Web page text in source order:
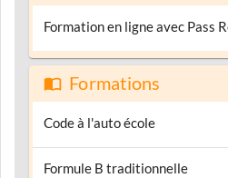
Formation en ligne avec Pass
Formations
Code à l'auto école
Formule B traditionnelle